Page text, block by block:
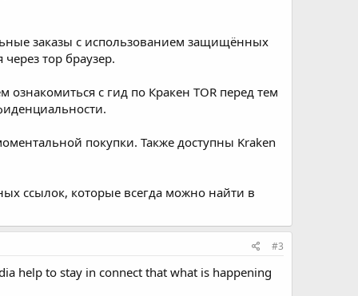
заказы с использованием защищённых
тор браузер.
ознакомиться с гид по Кракен TOR перед тем
покупки. Также доступны Kraken
ссылок, которые всегда можно найти в
#3
help to stay in connect that what is happening